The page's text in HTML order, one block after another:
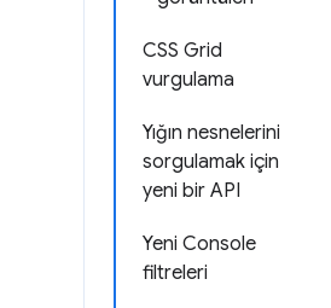
CSS Grid
vurgulama
Yığın nesnelerini
sorgulamak için
yeni bir API
Yeni Console
filtreleri